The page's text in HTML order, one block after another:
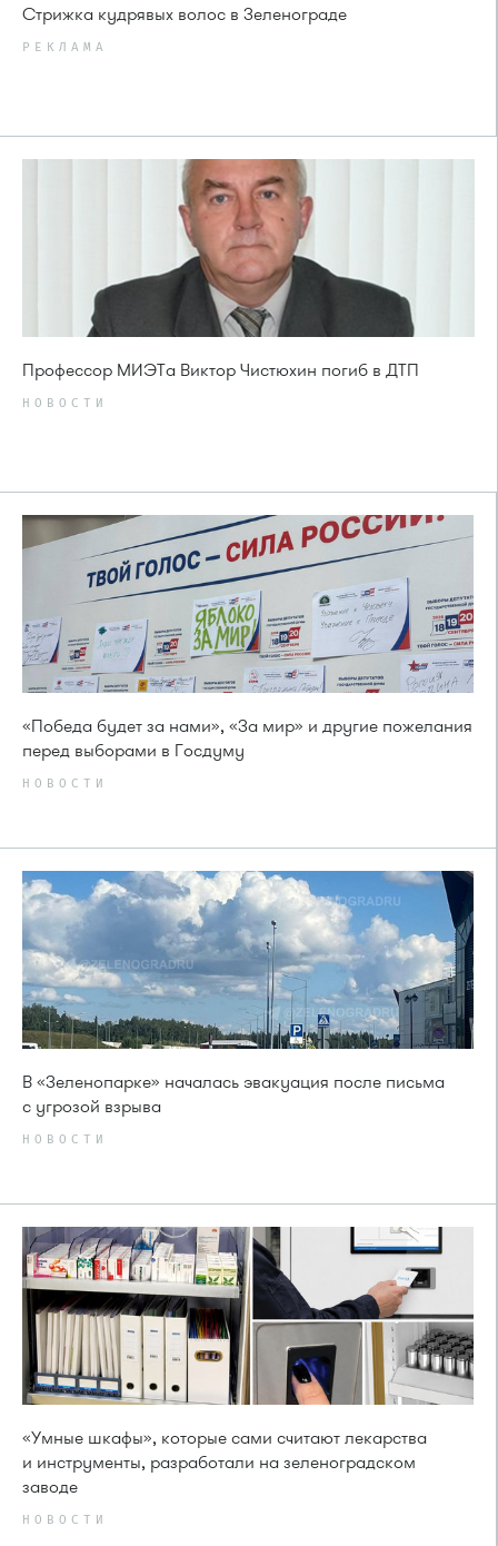
Стрижка кудрявых волос в Зеленограде
РЕКЛАМА
Профессор МИЭТа Виктор Чистюхин погиб в ДТП
НОВОСТИ
«Победа будет за нами», «За мир» и другие пожелания
перед выборами в Госдуму
НОВОСТИ
В «Зеленопарке» началась эвакуация после письма
с угрозой взрыва
НОВОСТИ
«Умные шкафы», которые сами считают лекарства
и инструменты, разработали на зеленоградском
заводе
НОВОСТИ